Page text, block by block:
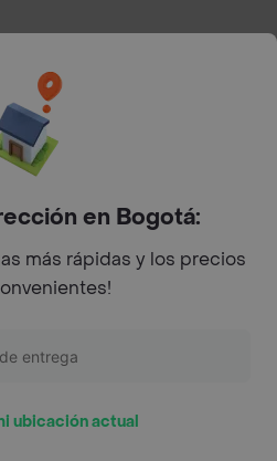
Restaurantes
países
play
pedir Comida a Domicilio -
en Bogotá:
más rápidas y los precios
ubicación actual